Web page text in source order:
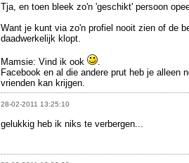
Tja, en toen bleek zo'n 'geschikt' persoon
Want je kunt via zo'n profiel nooit zien of de
daadwerkelijk klopt.
Mamsie: Vind ik ook
Facebook en al die andere prut heb je alleen
vrienden kan krijgen.
28-02-2011 13:25:10
gelukkig heb ik niks te verbergen...